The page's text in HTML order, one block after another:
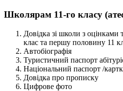
Школярам 11-го класу
Довідка зі школи з оцінками
клас та першу половину 11
Автобіографія
Туристичний паспорт
Національний паспорт /
Довідка про прописку
Цифрове фото